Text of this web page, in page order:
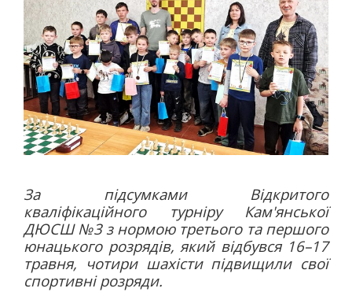
За підсумками Відкритого
кваліфікаційного турніру Кам'янської
ДЮСШ №3 з нормою третього та першого
юнацького розрядів, який відбувся 16–17
травня, чотири шахісти підвищили свої
спортивні розряди.